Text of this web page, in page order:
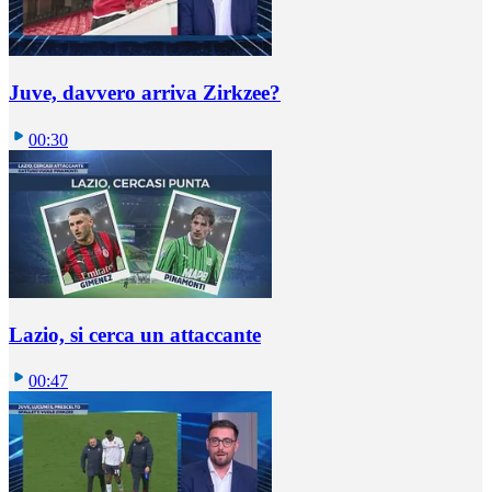
Juve, davvero arriva Zirkzee?
00:30
Lazio, si cerca un attaccante
00:47